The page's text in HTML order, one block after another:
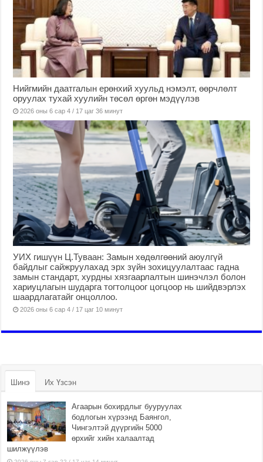
Нийгмийн даатгалын ерөнхий хуульд нэмэлт, өөрчлөлт
оруулах тухай хуулийн төсөл өргөн мэдүүлэв
2026 оны 6 сар 4 / 17 цаг 36 минут
УИХ гишүүн Ц.Туваан: Замын хөдөлгөөний аюулгүй
байдлыг сайжруулахад эрх зүйн зохицуулалтаас гадна
замын стандарт, хурдны хязгаарлалтын шинэчлэл болон
хариуцлагын шударга тогтолцоог цогцоор нь шийдвэрлэх
шаардлагатайг онцоллоо.
2026 оны 6 сар 4 / 17 цаг 10 минут
Шинэ Их Үзсэн
Агаарын бохирдлыг бууруулах
бодлогын хүрээнд Баянгол,
Чингэлтэй дүүргийн 5000
өрхийг хийн халаалтад
шилжүүлэв